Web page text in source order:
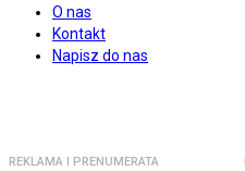
O nas
Kontakt
Napisz do nas
REKLAMA I PRENUMERATA